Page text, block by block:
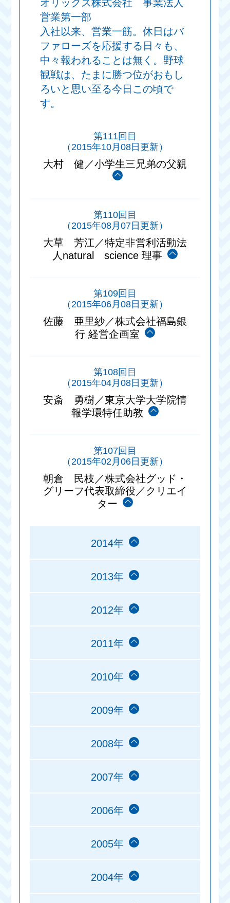
オリックス株式会社 事業法人
営業第一部
入社以来、営業一筋。休日はバ
ファローズを応援する日々も、
中々報われることは無く。野球
観戦は、たまに勝つ位がおもし
ろいと思い至る今日この頃で
す。
第111回目
（2015年10月08日更新）
大村 健／小学生三兄弟の父親
第110回目
（2015年08月07日更新）
大草 芳江／特定非営利活動法
人natural science 理事
第109回目
（2015年06月08日更新）
佐藤 亜里紗／株式会社福島銀
行 経営企画室
第108回目
（2015年04月08日更新）
安斎 勇樹／東京大学大学院情
報学環特任助教
第107回目
（2015年02月06日更新）
朝倉 民枝／株式会社グッド・
グリーフ代表取締役／クリエイ
ター
2014年
2013年
2012年
2011年
2010年
2009年
2008年
2007年
2006年
2005年
2004年